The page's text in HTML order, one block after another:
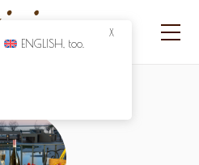
X
ENGLISH , too.